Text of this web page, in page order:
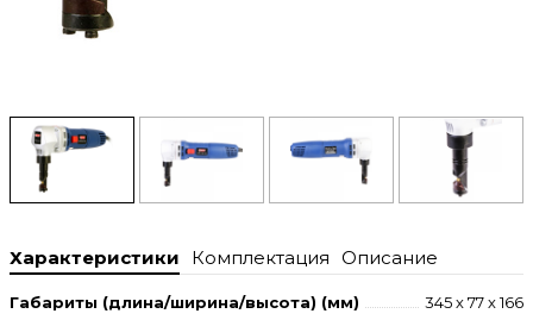
Характеристики Комплектация Описание
Габариты (длина/ширина/высота) (мм)
345 х 77 х 166